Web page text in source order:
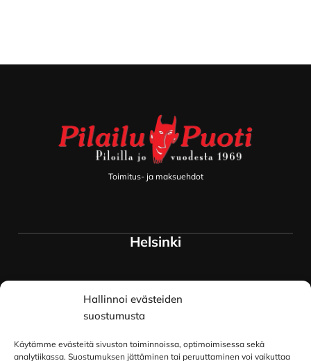
Hallinnoi evästeiden
suostumusta
Käytämme evästeitä sivuston toiminnoissa, optimoimisessa sekä
analytiikassa. Suostumuksen jättäminen tai peruuttaminen voi vaikuttaa
Toimitus- ja maksuehdot
Helsinki
Siltavuorenranta 18
00170 Helsinki
Oulu